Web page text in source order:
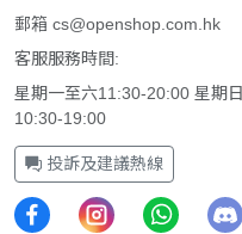
郵箱 cs@openshop.com.hk
客服服務時間:
星期一至六11:30-20:00 星期日
10:30-19:00
投訴及建議熱線